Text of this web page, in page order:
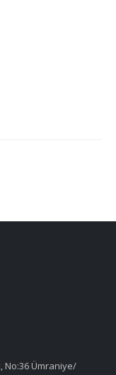
No:36 Ümraniye/